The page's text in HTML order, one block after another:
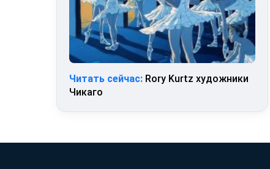
Читать сейчас: Rory Kurtz художники
Чикаго